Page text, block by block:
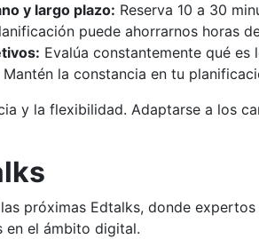
y largo plazo: Reserva 10 a 30
puede ahorrarnos horas
Evalúa constantemente qué
Mantén la constancia en tu
y la flexibilidad. Adaptarse a los
próximas Edtalks, donde
en el ámbito digital.